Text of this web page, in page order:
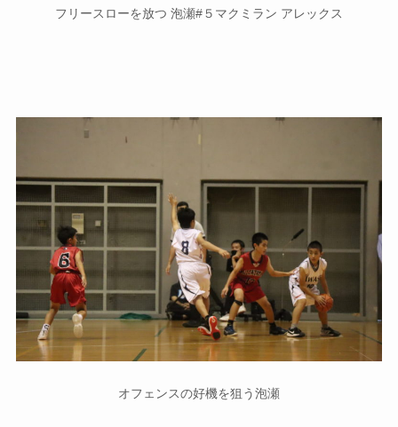
フリースローを放つ 泡瀬#５マクミラン アレックス
オフェンスの好機を狙う泡瀬